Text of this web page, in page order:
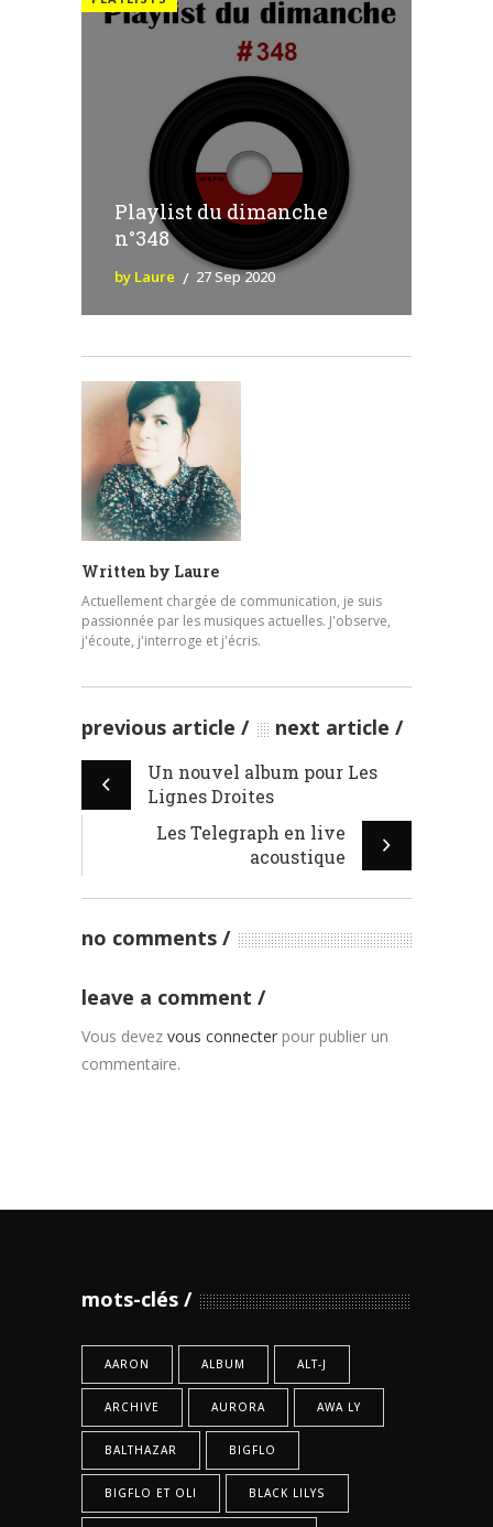
Playlist du dimanche
n°348
by Laure 27 Sep 2020
Written by Laure
Actuellement chargée de communication, je suis
passionnée par les musiques actuelles. J'observe,
j'écoute, j'interroge et j'écris.
previous article next article
Un nouvel album pour Les
Lignes Droites
Les Telegraph en live
acoustique
no comments
leave a comment
Vous devez vous connecter pour publier un
commentaire.
mots-clés
AARON ALBUM ALT-J
ARCHIVE AURORA AWA LY
BALTHAZAR BIGFLO
BIGFLO ET OLI BLACK LILYS